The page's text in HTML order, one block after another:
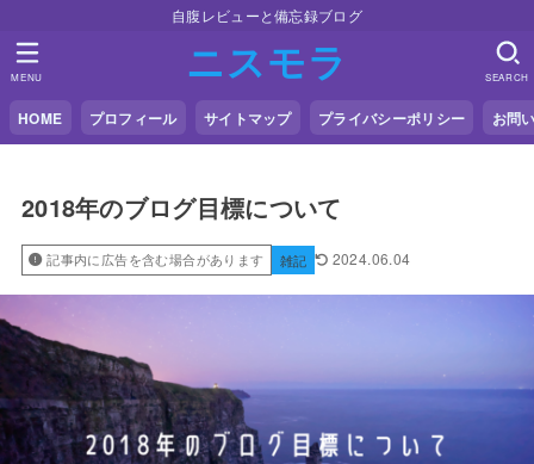
自腹レビューと備忘録ブログ
ニスモラ
HOME プロフィール サイトマップ プライバシーポリシー お問
SEARCH
MENU
2018年のブログ目標について
記事内に広告を含む場合があります 雑記 2024.06.04